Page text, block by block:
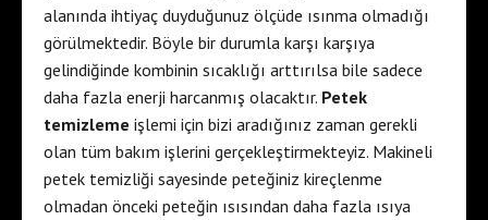
alanında ihtiyaç duyduğunuz ölçüde ısınma olmadığı
görülmektedir. Böyle bir durumla karşı karşıya
gelindiğinde kombinin sıcaklığı arttırılsa bile sadece
daha fazla enerji harcanmış olacaktır. Petek
temizleme işlemi için bizi aradığınız zaman gerekli
olan tüm bakım işlerini gerçekleştirmekteyiz. Makineli
petek temizliği sayesinde peteğiniz kireçlenme
olmadan önceki peteğin ısısından daha fazla ısıya